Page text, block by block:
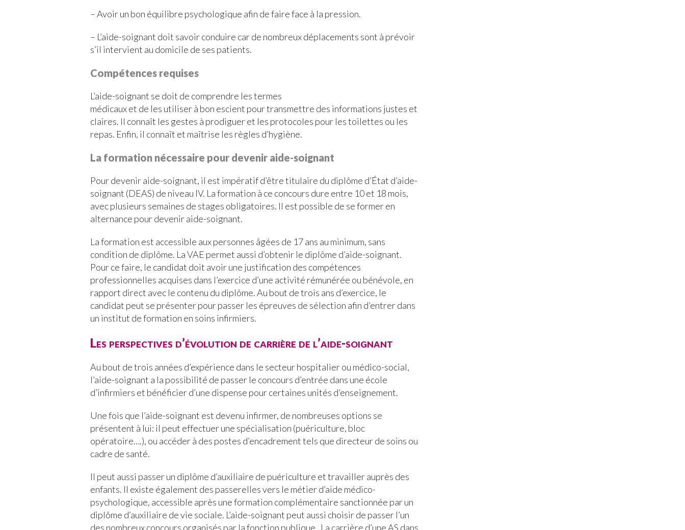
– Avoir un bon équilibre psychologique afin de faire face à la pression.
– L’aide-soignant doit savoir conduire car de nombreux déplacements sont à prévoir
s’il intervient au domicile de ses patients.
Compétences requises
L’aide-soignant se doit de comprendre les termes
médicaux et de les utiliser à bon escient pour transmettre des informations justes et
claires. Il connaît les gestes à prodiguer et les protocoles pour les toilettes ou les
repas. Enfin, il connaît et maîtrise les règles d’hygiène.
La formation nécessaire pour devenir aide-soignant
Pour devenir aide-soignant, il est impératif d’être titulaire du diplôme d’État d’aide-
soignant (DEAS) de niveau IV. La formation à ce concours dure entre 10 et 18 mois,
avec plusieurs semaines de stages obligatoires. Il est possible de se former en
alternance pour devenir aide-soignant.
La formation est accessible aux personnes âgées de 17 ans au minimum, sans
condition de diplôme. La VAE permet aussi d’obtenir le diplôme d’aide-soignant.
Pour ce faire, le candidat doit avoir une justification des compétences
professionnelles acquises dans l’exercice d’une activité rémunérée ou bénévole, en
rapport direct avec le contenu du diplôme. Au bout de trois ans d’exercice, le
candidat peut se présenter pour passer les épreuves de sélection afin d’entrer dans
un institut de formation en soins infirmiers.
Les perspectives d’évolution de carrière de l’aide-soignant
Au bout de trois années d’expérience dans le secteur hospitalier ou médico-social,
l’aide-soignant a la possibilité de passer le concours d’entrée dans une école
d’infirmiers et bénéficier d’une dispense pour certaines unités d’enseignement.
Une fois que l’aide-soignant est devenu infirmer, de nombreuses options se
présentent à lui: il peut effectuer une spécialisation (puériculture, bloc
opératoire….), ou accéder à des postes d’encadrement tels que directeur de soins ou
cadre de santé.
Il peut aussi passer un diplôme d’auxiliaire de puériculture et travailler auprès des
enfants. Il existe également des passerelles vers le métier d’aide médico-
psychologique, accessible après une formation complémentaire sanctionnée par un
diplôme d’auxiliaire de vie sociale. L’aide-soignant peut aussi choisir de passer l’un
des nombreux concours organisés par la fonction publique. La carrière d’une AS dans